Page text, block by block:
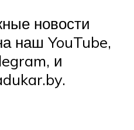
новости
наш YouTube,
и